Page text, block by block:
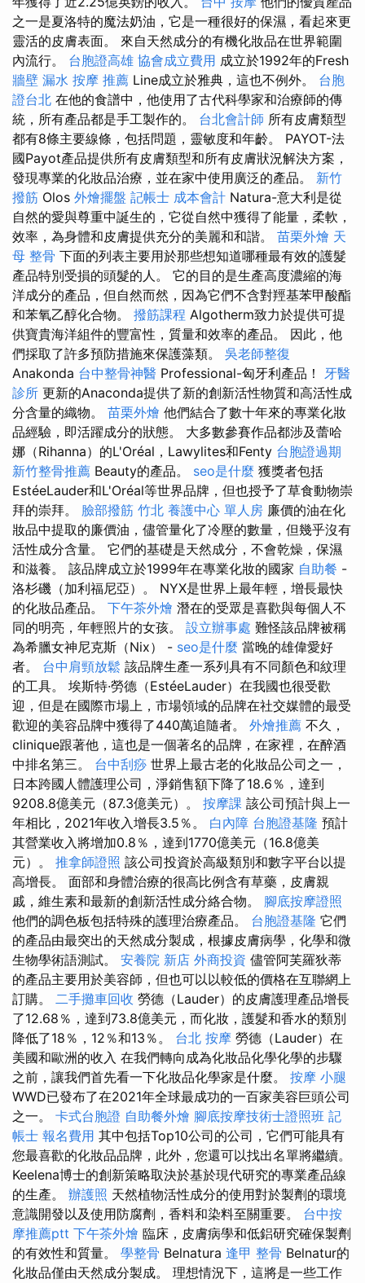
之一是夏洛特的魔法奶​​油，它是一種很好的保濕，看起來更
靈活的皮膚表面。 來自天然成分的有機化妝品在世界範圍
內流行。 台胞證高雄 協會成立費用 成立於1992年的Fresh
牆壁 漏水 按摩 推薦 Line成立於雅典，這也不例外。 台胞
證台北 在他的食譜中，他使用了古代科學家和治療師的傳
統，所有產品都是手工製作的。 台北會計師 所有皮膚類型
都有8條主要線條，包括問題，靈敏度和年齡。 PAYOT-法
國Payot產品提供所有皮膚類型和所有皮膚狀況解決方案，
發現專業的化妝品治療，並在家中使用廣泛的產品。 新竹
撥筋 Olos 外燴擺盤 記帳士 成本會計 Natura-意大利是從
自然的愛與尊重中誕生的，它從自然中獲得了能量，柔軟，
效率，為身體和皮膚提供充分的美麗和和諧。 苗栗外燴 天
母 整骨 下面的列表主要用於那些想知道哪種最有效的護髮
產品特別受損的頭髮的人。 它的目的是生產高度濃縮的海
洋成分的產品，但自然而然，因為它們不含對羥基苯甲酸酯
和苯氧乙醇化合物。 撥筋課程 Algotherm致力於提供可提
供寶貴海洋組件的豐富性，質量和效率的產品。 因此，他
們採取了許多預防措施來保護藻類。 吳老師整復
Anakonda 台中整骨神醫 Professional-匈牙利產品！ 牙醫
診所 更新的Anaconda提供了新的創新活性物質和高活性成
分含量的織物。 苗栗外燴 他們結合了數十年來的專業化妝
品經驗，即活躍成分的狀態。 大多數參賽作品都涉及蕾哈
娜（Rihanna）的L'Oréal，Lawylites和Fenty 台胞證過期
新竹整骨推薦 Beauty的產品。 seo是什麼 獲獎者包括
EstéeLauder和L'Oréal等世界品牌，但也授予了草食動物崇
拜的崇拜。 臉部撥筋 竹北 養護中心 單人房 廉價的油在化
妝品中提取的廉價油，儘管量化了冷壓的數量，但幾乎沒有
活性成分含量。 它們的基礎是天然成分，不會乾燥，保濕
和滋養。 該品牌成立於1999年在專業化妝的國家 自助餐 -
洛杉磯（加利福尼亞）。 NYX是世界上最年輕，增長最快
的化妝品產品。 下午茶外燴 潛在的受眾是喜歡與每個人不
同的明亮，年輕照片的女孩。 設立辦事處 難怪該品牌被稱
為希臘女神尼克斯（Nix） - seo是什麼 當晚的雄偉愛好
者。 台中肩頸放鬆 該品牌生產一系列具有不同顏色和紋理
的工具。 埃斯特·勞德（EstéeLauder）在我國也很受歡
迎，但是在國際市場上，市場領域的品牌在社交媒體的最受
歡迎的美容品牌中獲得了440萬追隨者。 外燴推薦 不久，
clinique跟著他，這也是一個著名的品牌，在家裡，在醉酒
中排名第三。 台中刮痧 世界上最古老的化妝品公司之一，
日本跨國人體護理公司，淨銷售額下降了18.6％，達到
9208.8億美元（87.3億美元）。 按摩課 該公司預計與上一
年相比，2021年收入增長3.5％。 白內障 台胞證基隆 預計
其營業收入將增加0.8％，達到1770億美元（16.8億美
元）。 推拿師證照 該公司投資於高級類別和數字平台以提
高增長。 面部和身體治療的很高比例含有草藥，皮膚親
戚，維生素和最新的創新活性成分絡合物。 腳底按摩證照
他們的調色板包括特殊的護理治療產品。 台胞證基隆 它們
的產品由最突出的天然成分製成，根據皮膚病學，化學和微
生物學術語測試。 安養院 新店 外商投資 儘管阿芙羅狄蒂
的產品主要用於美容師，但也可以以較低的價格在互聯網上
訂購。 二手攤車回收 勞德（Lauder）的皮膚護理產品增長
了12.68％，達到73.8億美元，而化妝，護髮和香水的類別
降低了18％，12％和13％。 台北 按摩 勞德（Lauder）在
美國和歐洲的收入 在我們轉向成為化妝品化學化學的步驟
之前，讓我們首先看一下化妝品化學家是什麼。 按摩 小腿
WWD已發布了在2021年全球最成功的一百家美容巨頭公司
之一。 卡式台胞證 自助餐外燴 腳底按摩技術士證照班 記
帳士 報名費用 其中包括Top10公司的公司，它們可能具有
您最喜歡的化妝品品牌，此外，您還可以找出名單將繼續。
Keelena博士的創新策略取決於基於現代研究的專業產品線
的生產。 辦護照 天然植物活性成分的使用對於製劑的環境
意識開發以及使用防腐劑，香料和染料至關重要。 台中按
摩推薦ptt 下午茶外燴 臨床，皮膚病學和低鋁研究確保製劑
的有效性和質量。 學整骨 Belnatura 逢甲 整骨 Belnatur的
化妝品僅由天然成分製成。 理想情況下，這將是一些工作